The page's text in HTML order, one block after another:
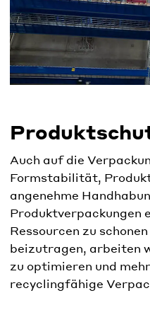
Auch auf die
Formstabilität,
angenehme
Produktverpackungen
Ressourcen zu
beizutragen, arbeiten
zu optimieren und
recyclingfähige